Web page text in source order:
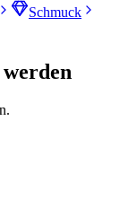
Schmuck